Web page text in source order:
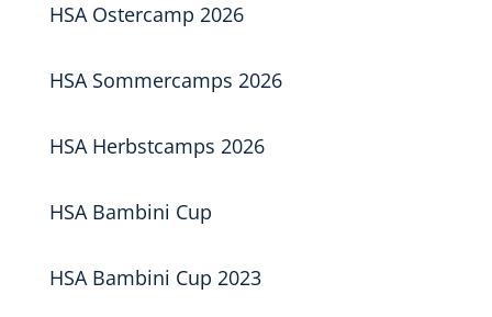
HSA Ostercamp 2026
HSA Sommercamps 2026
HSA Herbstcamps 2026
HSA Bambini Cup
HSA Bambini Cup 2023